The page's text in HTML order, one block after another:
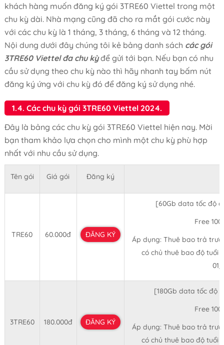
khách hàng muốn đăng ký gói 3TRE60 Viettel trong một
chu kỳ dài. Nhà mạng cũng đã cho ra mắt gói cước này
với các chu kỳ là 1 tháng, 3 tháng, 6 tháng và 12 tháng.
Nội dung dưới đây chúng tôi kẻ bảng danh sách các gói
3TRE60 Viettel đa chu kỳđể gửi tới bạn. Nếu bạn có nhu
cầu sử dụng theo chu kỳ nào thì hãy nhanh tay bấm nút
đăng ký ứng với chu kỳ đó để đăng ký sử dụng nhé.
1.4. Các chu kỳ gói 3TRE60 Viettel 2024.
Đây là bảng các chu kỳ gói 3TRE60 Viettel hiện nay. Mời
bạn tham khảo lựa chọn cho mình một chu kỳ phù hợp
nhất với nhu cầu sử dụng.
Tên gói Giá gói Đăng ký
TRE60 60.000đ ĐĂNG KÝ
[60Gb data tốc độ
Free
Áp dụng: Thuê bao trả
có chủ thuê bao độ tuổi
3TRE60 180.000đ ĐĂNG KÝ
[180Gb data tốc độ
Free
Áp dụng: Thuê bao trả
có chủ thuê bao độ tuổi